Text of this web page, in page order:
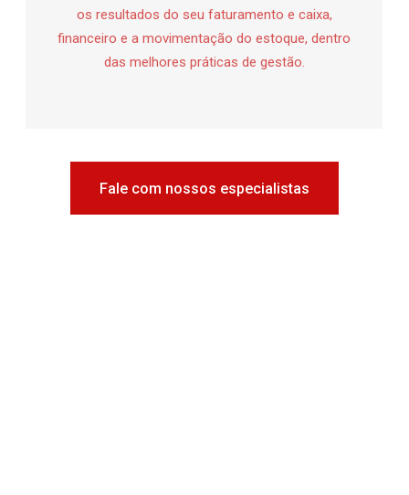
os resultados do seu faturamento e caixa,
financeiro e a movimentação do estoque, dentro
das melhores práticas de gestão.
Fale com nossos especialistas